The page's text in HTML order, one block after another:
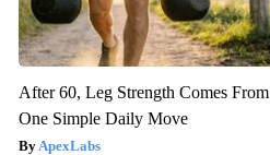
After 60, Leg Strength Comes From
One Simple Daily Move
ApexLabs